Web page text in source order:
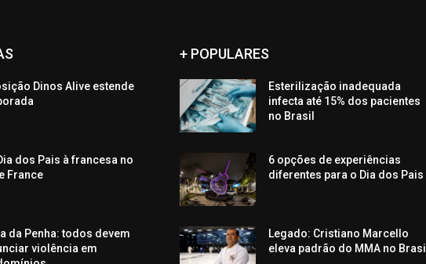
Dinos Alive estende
dos Pais à francesa no
France
da Penha: todos devem
violência em
+ POPULARES
Esterilização inadequada
infecta até 15% dos pacientes
no Brasil
6 opções de experiências
diferentes para o Dia dos Pais
Legado: Cristiano Marcello
eleva padrão do MMA no Brasil